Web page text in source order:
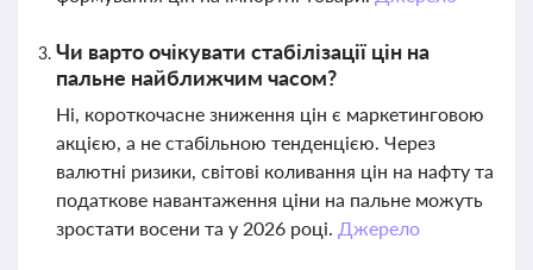
Чи варто очікувати стабілізації цін на
пальне найближчим часом?
Ні, короткочасне зниження цін є маркетинговою
акцією, а не стабільною тенденцією. Через
валютні ризики, світові коливання цін на нафту та
податкове навантаження ціни на пальне можуть
зростати восени та у 2026 році. Джерело